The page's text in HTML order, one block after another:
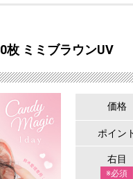
枚 ミミブラウンUV
価格
ポイン
右目
※必須